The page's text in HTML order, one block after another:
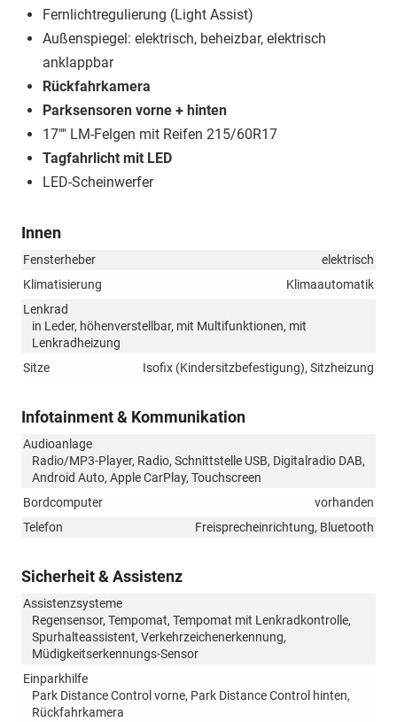
Fernlichtregulierung (Light Assist)
Außenspiegel: elektrisch, beheizbar, elektrisch
anklappbar
Rückfahrkamera
Parksensoren vorne + hinten
17"" LM-Felgen mit Reifen 215/60R17
Tagfahrlicht mit LED
LED-Scheinwerfer
Innen
Fensterheber
elektrisch
Klimatisierung
Klimaautomatik
Lenkrad
in Leder, höhenverstellbar, mit Multifunktionen, mit
Lenkradheizung
Sitze
Isofix (Kindersitzbefestigung), Sitzheizung
Infotainment & Kommunikation
Audioanlage
Radio/MP3-Player, Radio, Schnittstelle USB, Digitalradio DAB,
Android Auto, Apple CarPlay, Touchscreen
Bordcomputer
vorhanden
Telefon
Freisprecheinrichtung, Bluetooth
Sicherheit & Assistenz
Assistenzsysteme
Regensensor, Tempomat, Tempomat mit Lenkradkontrolle,
Spurhalteassistent, Verkehrzeichenerkennung,
Müdigkeitserkennungs-Sensor
Einparkhilfe
Park Distance Control vorne, Park Distance Control hinten,
Rückfahrkamera